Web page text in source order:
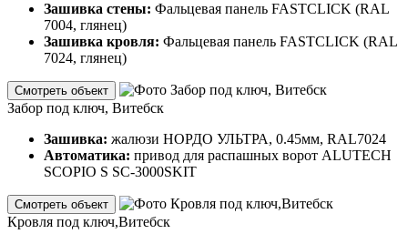
Зашивка стены: Фальцевая панель FASTCLICK (RAL
7004, глянец)
Зашивка кровля: Фальцевая панель FASTCLICK (RAL
7024, глянец)
Смотреть объект
Забор под ключ, Витебск
Зашивка: жалюзи НОРДО УЛЬТРА, 0.45мм, RAL7024
Автоматика: привод для распашных ворот ALUTECH
SCOPIO S SC-3000SKIT
Смотреть объект
Кровля под ключ,Витебск